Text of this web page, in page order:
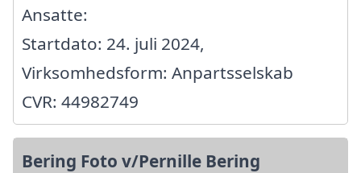
Ansatte:
Startdato: 24. juli 2024,
Virksomhedsform: Anpartsselskab
CVR: 44982749
Bering Foto v/Pernille Bering